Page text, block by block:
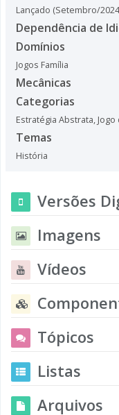
Lançado (Setembro/
Dependência de
Domínios
Jogos Família
Mecânicas
Categorias
Estratégia Abstrata, Jogo
Temas
História
Versões
Imagens
Vídeos
Tópicos
Listas
Arquivos